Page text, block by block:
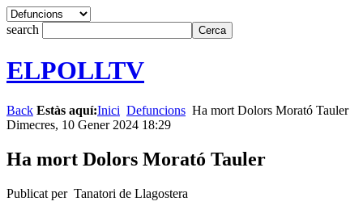
search
ELPOLLTV
Back Estàs aquí:Inici Defuncions Ha mort Dolors Morató Tauler
Dimecres, 10 Gener 2024 18:29
Ha mort Dolors Morató Tauler
Publicat per Tanatori de Llagostera